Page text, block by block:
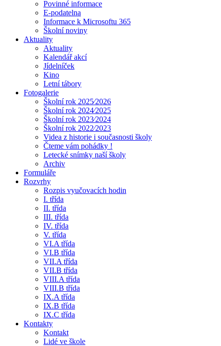
Povinné informace
E-podatelna
Informace k Microsoftu 365
Školní noviny
Aktuality
Aktuality
Kalendář akcí
Jídelníček
Kino
Letní tábory
Fotogalerie
Školní rok 2025⁄2026
Školní rok 2024⁄2025
Školní rok 2023⁄2024
Školní rok 2022⁄2023
Videa z historie i současnosti školy
Čteme vám pohádky !
Letecké snímky naší školy
Archiv
Formuláře
Rozvrhy
Rozpis vyučovacích hodin
I. třída
II. třída
III. třída
IV. třída
V. třída
VI.A třída
VI.B třída
VII.A třída
VII.B třída
VIII.A třída
VIII.B třída
IX.A třída
IX.B třída
IX.C třída
Kontakty
Kontakt
Lidé ve škole